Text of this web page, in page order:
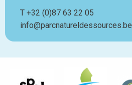
T Téléphone
+32 (0)87 63 22 05
info@parcnatureldessources.be